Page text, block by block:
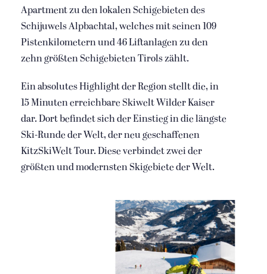
Apartment zu den lokalen Schigebieten des
Schijuwels Alpbachtal, welches mit seinen 109
Pistenkilometern und 46 Liftanlagen zu den
zehn größten Schigebieten Tirols zählt.
Ein absolutes Highlight der Region stellt die, in
15 Minuten erreichbare Skiwelt Wilder Kaiser
dar. Dort befindet sich der Einstieg in die längste
Ski-Runde der Welt, der neu geschaffenen
KitzSkiWelt Tour. Diese verbindet zwei der
größten und modernsten Skigebiete der Welt.